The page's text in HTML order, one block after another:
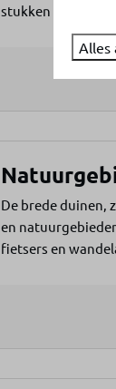
stukken en
De brede duinen,
en
fietsers en
Alles